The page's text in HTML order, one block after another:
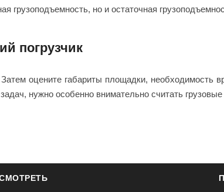
грузоподъемность, но и остаточная
погрузчик
оцените габариты площадки, необходимость
нужно особенно внимательно считать